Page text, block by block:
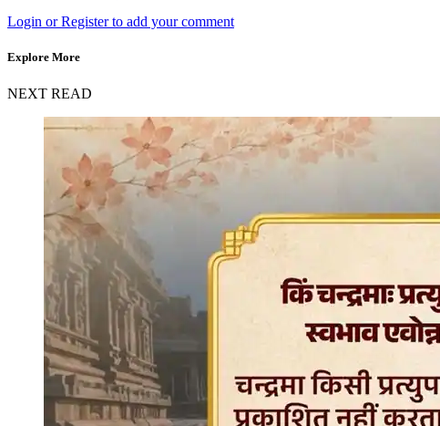
Login or Register to add your comment
Explore More
NEXT READ